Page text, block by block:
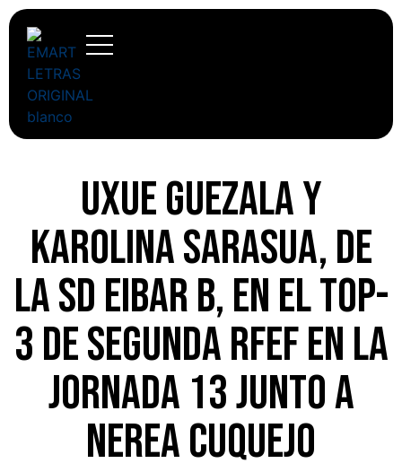
Uxue Guezala y
Karolina Sarasua, de
la SD Eibar B, en el top-
3 de Segunda RFEF en la
jornada 13 junto a
Nerea Cuquejo